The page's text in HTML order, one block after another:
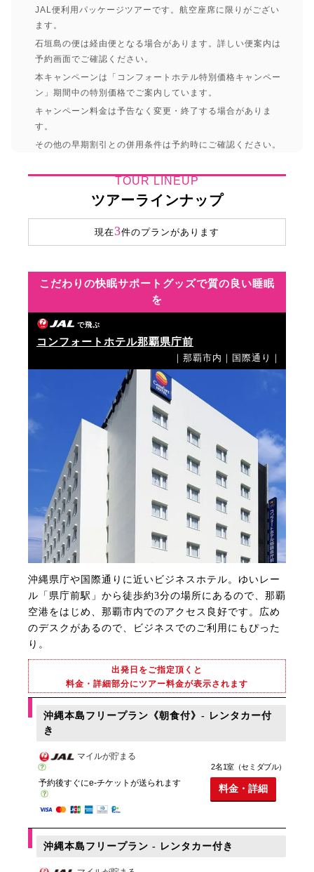
JAL便利用パッケージツアーです。航空座席に限りがござい
ます。
石垣島の便は経由便となる場合があります。詳しい便案内は
予約画面でご確認ください。
本キャンペーンは「コンフォートホテル特別価格キャンペー
ン」期間中の特別価格でご案内しています。
キャンペーン料金は予告なく変更・終了する場合がありま
す。
その他の早期割引との併用条件は予約時にご確認ください。
TOUR LINEUP
ツアーラインナップ
現在3件のプランがあります
こだわりの快眠サポートグッズで質の良い睡眠
を
で飛ぶ
コンフォートホテル那覇県庁前
｜那覇市内｜国際通り｜
沖縄県庁や国際通りに近いビジネスホテル。ゆいレー
ル「県庁前駅」から徒歩約3分の場所にあるので、那覇
空港をはじめ、那覇市内でのアクセス良好です。広め
のデスクがあるので、ビジネスでのご利用にもぴった
り。
出発日をご指定頂くと
料金・詳細部分にツアー料金が表示されます
沖縄本島フリープラン《朝食付》- レンタカー付
き
マイルが貯まる
予約後すぐにe-チケットが送られます
2名1室（セミダブル）
料金・詳細
沖縄本島フリープラン - レンタカー付き